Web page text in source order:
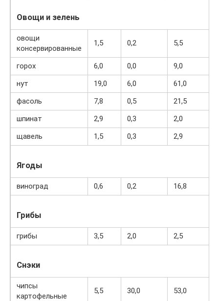
Овощи и зелень
овощи
консервированные
1,5 0,2 5,5
горох 6,0 0,0 9,0
нут
19,0 6,0 61,0
фасоль
7,8 0,5 21,5
шпинат
2,9 0,3 2,0
щавель
1,5 0,3 2,9
Ягоды
виноград 0,6 0,2 16,8
Грибы
грибы 3,5 2,0 2,5
Снэки
чипсы
картофельные
5,5 30,0 53,0